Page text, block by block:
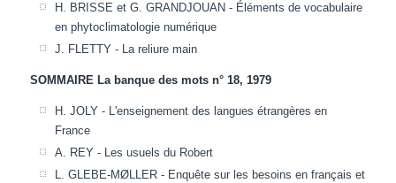
H. BRISSE et G. GRANDJOUAN - Éléments de vocabulaire
en phytoclimatologie numérique
J. FLETTY - La reliure main
SOMMAIRE La banque des mots n° 18, 1979
H. JOLY - L'enseignement des langues étrangères en
France
A. REY - Les usuels du Robert
L. GLEBE-MØLLER - Enquête sur les besoins en français et